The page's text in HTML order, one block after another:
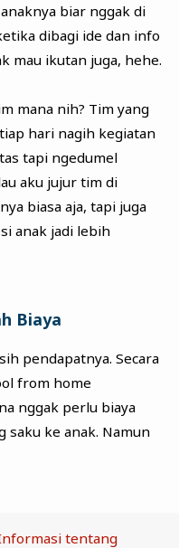
biar nggak di
dibagi ide dan info
mau ikutan juga, hehe.
mana nih? Tim yang
hari nagih kegiatan
tapi ngedumel
aku jujur tim di
biasa aja, tapi juga
anak jadi lebih
Biaya
pendapatnya. Secara
from home
nggak perlu biaya
ke anak. Namun
tentang